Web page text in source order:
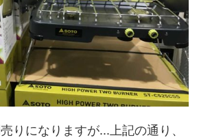
りになりますが...上記の通り、